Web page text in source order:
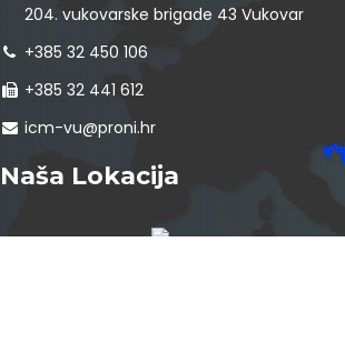
204. vukovarske brigade 43 Vukovar
+385 32 450 106
+385 32 441 612
icm-vu@proni.hr
Naša Lokacija